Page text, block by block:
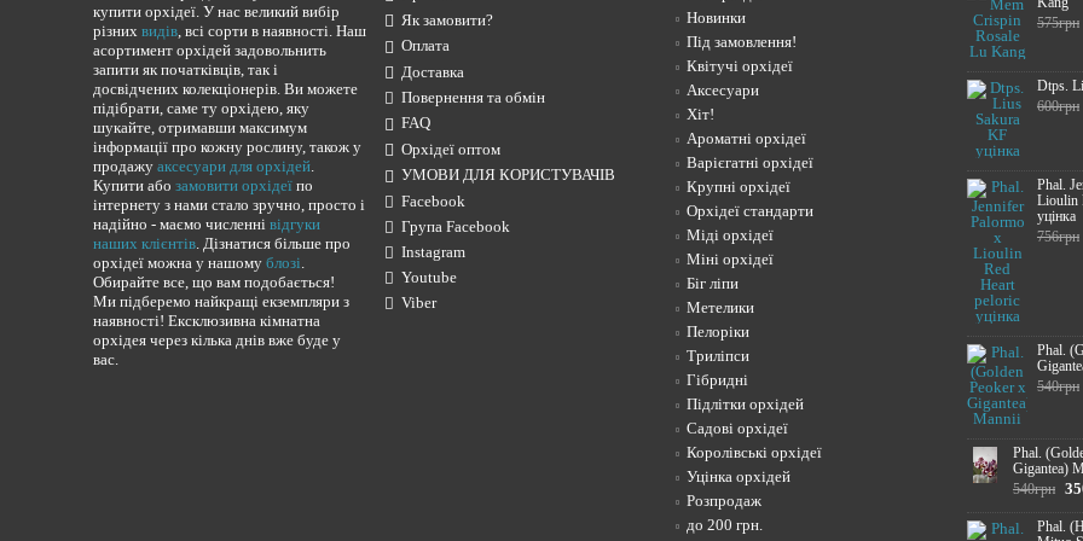
купити орхідеї. У нас великий вибір
різних видів, всі сорти в наявності. Наш
асортимент орхідей задовольнить
запити як початківців, так і
досвідчених колекціонерів. Ви можете
підібрати, саме ту орхідею, яку
шукайте, отримавши максимум
інформації про кожну рослину, також у
продажу аксесуари для орхідей.
Купити або замовити орхідеї по
інтернету з нами стало зручно, просто і
надійно - маємо численні відгуки
наших клієнтів. Дізнатися більше про
орхідеї можна у нашому блозі.
Обирайте все, що вам подобається!
Ми підберемо найкращі екземпляри з
наявності! Ексклюзивна кімнатна
орхідея через кілька днів вже буде у
вас.
Як замовити?
Оплата
Доставка
Повернення та обмін
FAQ
Орхідеї оптом
УМОВИ ДЛЯ КОРИСТУВАЧІВ
Facebook
Група Facebook
Instagram
Youtube
Viber
Новинки
Під замовлення!
Квітучі орхідеї
Аксесуари
Хіт!
Ароматні орхідеї
Варієгатні орхідеї
Крупні орхідеї
Орхідеї стандарти
Міді орхідеї
Міні орхідеї
Біг ліпи
Метелики
Пелоріки
Триліпси
Гібридні
Підлітки орхідей
Садові орхідеї
Королівські орхідеї
Уцінка орхідей
Розпродаж
до 200 грн.
575грн
Dtps.
600грн
Phal.
Lioulin
уцінка
756грн
Phal.
540грн
Phal.
Gigantea)
540грн
Phal.